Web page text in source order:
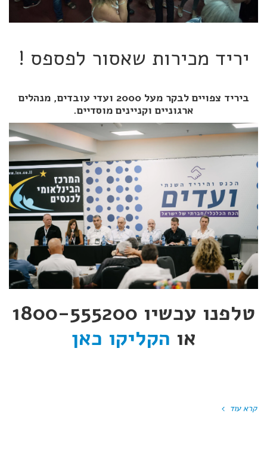
יריד מכירות שאסור לפספס !
ביריד צפויים לבקר מעל 2000 ועדי עובדים, מנהלים
ארגוניים וקניינים מוסדיים.
טלפנו עכשיו 1800-555200
או הקליקו כאן
קרא עוד